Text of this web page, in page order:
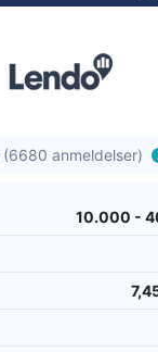
(6680 anmeldelser)
10.000 -